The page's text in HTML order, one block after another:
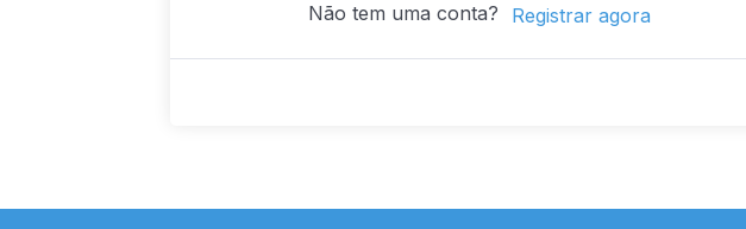
Não tem uma conta? Registrar agora